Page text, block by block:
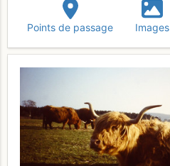
Points de passage Images